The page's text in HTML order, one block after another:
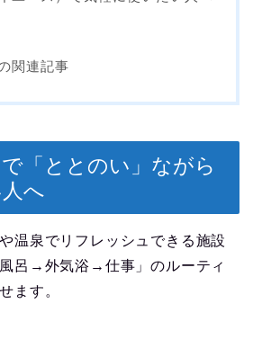
関連記事
「ととのい」ながら
へ
温泉でリフレッシュできる施設
呂→外気浴→仕事」のルーティ
ます。